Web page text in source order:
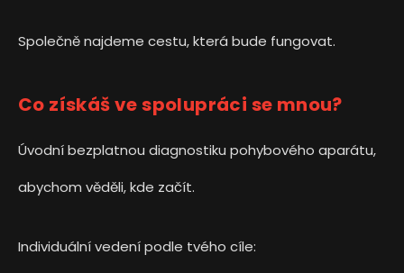
Společně najdeme cestu, která bude fungovat.
Co získáš ve spolupráci se mnou?
Úvodní bezplatnou diagnostiku pohybového aparátu,
abychom věděli, kde začít.
Individuální vedení podle tvého cíle: